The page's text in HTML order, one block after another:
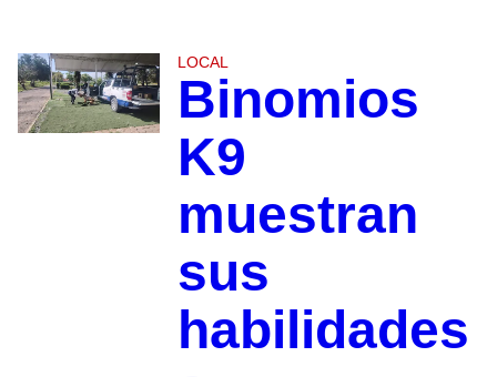
LOCAL
Binomios
K9
muestran
sus
habilidades